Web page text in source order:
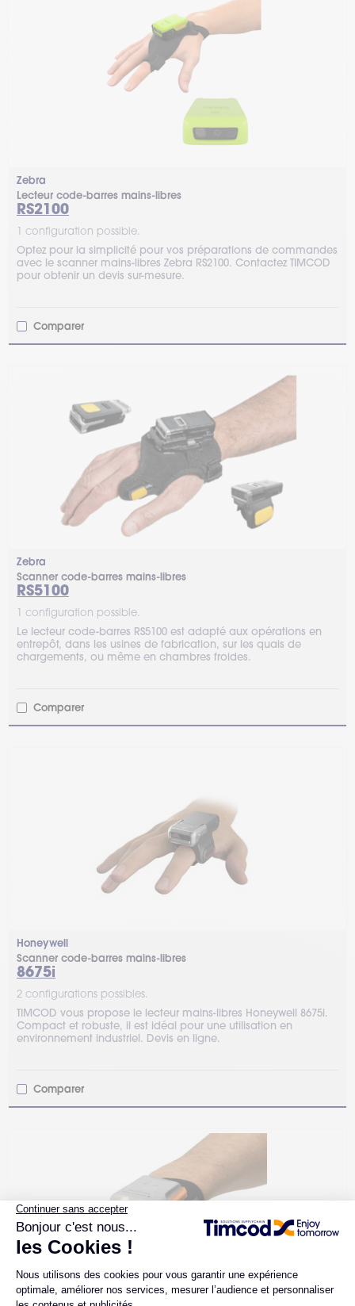
Zebra
Lecteur code-barres mains-libres
RS2100
1 configuration possible.
Optez pour la simplicité pour vos préparations de commandes
avec le scanner mains-libres Zebra RS2100. Contactez TIMCOD
pour obtenir un devis sur-mesure.
Comparer
Zebra
Scanner code-barres mains-libres
RS5100
1 configuration possible.
Le lecteur code-barres RS5100 est adapté aux opérations en
entrepôt, dans les usines de fabrication, sur les quais de
chargements, ou même en chambres froides.
Comparer
Honeywell
Scanner code-barres mains-libres
8675i
2 configurations possibles.
TIMCOD vous propose le lecteur mains-libres Honeywell 8675i.
Compact et robuste, il est idéal pour une utilisation en
environnement industriel. Devis en ligne.
Comparer